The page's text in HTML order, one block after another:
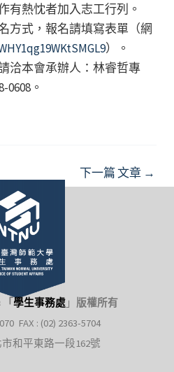
有熱忱者加入志工行列。
方式，報名請填寫表單（網
）。
洽本會承辦人：林睿哲專
0608。
下一篇 文章 →
學生事務處 」 版權所有
FAX : (02) 2363-5704
和平東路一段162號